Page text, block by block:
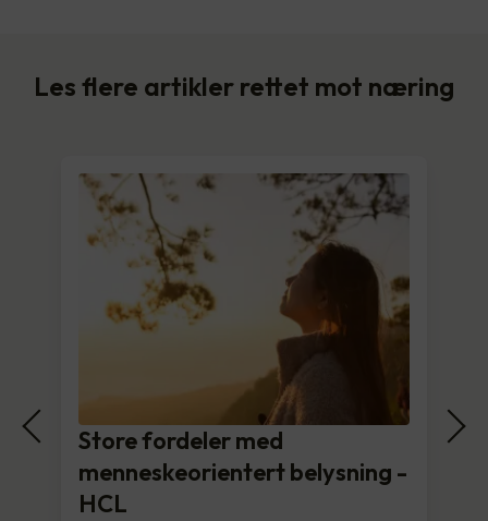
Les flere artikler rettet mot næring
Store fordeler med
menneskeorientert belysning -
HCL